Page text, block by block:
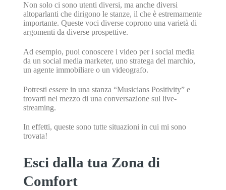
Non solo ci sono utenti diversi, ma anche diversi
altoparlanti che dirigono le stanze, il che è estremamente
importante. Queste voci diverse coprono una varietà di
argomenti da diverse prospettive.
Ad esempio, puoi conoscere i video per i social media
da un social media marketer, uno stratega del marchio,
un agente immobiliare o un videografo.
Potresti essere in una stanza “Musicians Positivity” e
trovarti nel mezzo di una conversazione sul live-
streaming.
In effetti, queste sono tutte situazioni in cui mi sono
trovata!
Esci dalla tua Zona di
Comfort